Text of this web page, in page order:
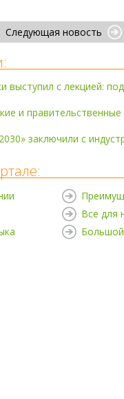
Следующая новость
выступил с лекцией:
и
заключили с
Все для
Большой